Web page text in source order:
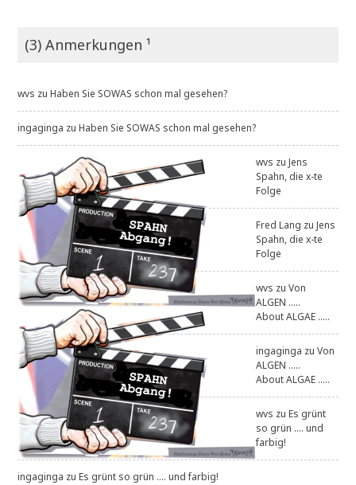
(3) Anmerkungen ¹
wvs zuHaben Sie SOWAS schon mal gesehen?
ingaginga zuHaben Sie SOWAS schon mal gesehen?
wvs zuJens
Spahn, die x-te
Folge
Fred Lang zuJens
Spahn, die x-te
Folge
wvs zuVon
ALGEN .....
About ALGAE .....
ingaginga zuVon
ALGEN .....
About ALGAE .....
wvs zuEs grünt
so grün .... und
farbig!
ingaginga zuEs grünt so grün .... und farbig!